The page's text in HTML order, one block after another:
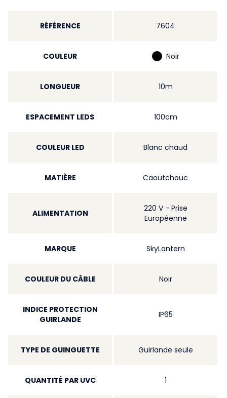
RÉFÉRENCE 7604
COULEUR Noir
LONGUEUR 10m
ESPACEMENT LEDS 100cm
COULEUR LED Blanc chaud
MATIÈRE Caoutchouc
ALIMENTATION
220 V - Prise
Européenne
MARQUE SkyLantern
COULEUR DU CÂBLE Noir
INDICE PROTECTION
GUIRLANDE
IP65
TYPE DE GUINGUETTE Guirlande seule
QUANTITÉ PAR UVC 1